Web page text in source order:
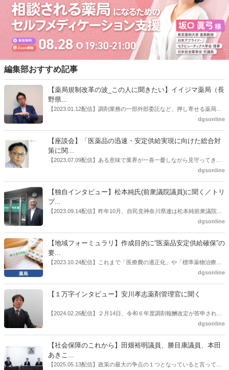
編集部おすすめ記事
【薬局規制改革の波_この人に聞きたい】イイジマ薬局（長
野県...
【2023.01.12配信】調剤業務の一部外部委託など、押し寄せる薬局業
界への規制改革の波。この規制改革の波を薬局業界はどう受け止めた
はないだろうか。本紙ではこうした問題について、厚労省「薬局薬剤
師の業務及び薬局の機能に関するワーキンググループ」に参考人とし
ても出席していたイイジマ薬局（長野県上田市）開設者である飯島裕
dgsonline
【座談会】「医薬品の迅速・安定供給実現に向けた総合対
策に関...
【2023.07.09配信】ある意味で業界が一喜一憂しながら見守ってきた
厚労省「医薬品の迅速・安定供給実現に向けた総合対策に関する有識
書がとりまとめられた。ドラビズon-lineでは検討会を総括する目的で
厚労省医政局医薬産業振興・医療情報企画課長（医薬産業振興・医療
情報企画課セルフケア・セルフメディケーション推進室長併任）安藤
公一氏や青山学院大学名誉教授の三村優美子氏、 日本保険薬局協会医
dgsonline
【独自インタビュー】松本純氏(前衆議院議員)に聞く／トリ
プ...
【2023.09.14配信】昨年10月、自民党神奈川県連は松本純前衆議院議
員を「自民党神奈川1区」（横浜市中区・磯子区・金沢区）の支部長
候補の前提となるもの。薬剤師に関わる政策に広く・深く関わってき
た同氏の復活に向けた薬剤師業界の期待には熱いものがある。不透明
感の払拭できない医療・介護・障害者サービスのトリプル改定等へ
の、薬剤師業界の強い危機感の裏返しといってもいいだろう。本稿で
dgsonline
【地域フォーミュラリ】作成目的に“医薬品安定供給確保”の
要...
【2023.10.24配信】これまで「医療費の適正化」や「標準薬物治療の
推進」などが目的とされることが多かった地域フォーミュラリの作
た。医薬品の安定供給確保だ。10月22日に開かれた「日本フォーミュ
飯田市）は、会員薬局から安定供給確保への強い要望があったことを
受け、安定供給確保が見込めるPPI３成分について銘柄を含めて選定
dgsonline
【１万字インタビュー】安川孝志薬剤管理官に聞く
【2024.02.26配信】２月14日、令和６年度調剤報酬改定が答申され
た。本紙では、厚生労働省保険局医療課・薬剤管理官の安川孝志氏
dgsonline
【社会保障のこれから】田畑裕明議員、勝目康議員、本田
あきこ...
【2025.05.13配信】政策の最大の争点の１つとなっていると言っても